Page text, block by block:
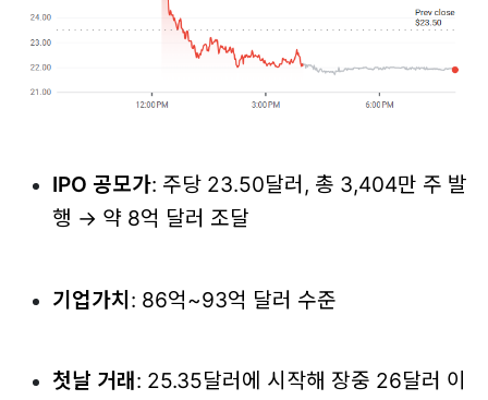
IPO 공모가: 주당 23.50달러, 총 3,404만 주 발
행 → 약 8억 달러 조달
기업가치 : 86억~93억 달러 수준
첫날 거래: 25.35달러에 시작해 장중 26달러 이